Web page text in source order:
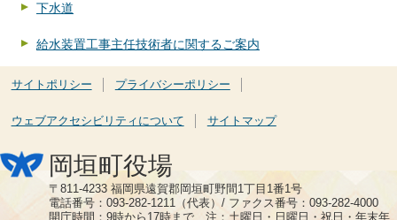
下水道
給水装置工事主任技術者に関するご案内
サイトポリシー プライバシーポリシー
ウェブアクセシビリティについて サイトマップ
岡垣町役場
〒811-4233 福岡県遠賀郡岡垣町野間1丁目1番1号
電話番号：093-282-1211（代表）/ ファクス番号：093-282-4000
開庁時間：9時から17時まで 注：土曜日・日曜日・祝日・年末年